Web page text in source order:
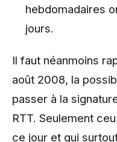
hebdomadaires
jours.
Il faut néanmoins
août 2008, la
passer à la
RTT. Seulement
ce jour et qui